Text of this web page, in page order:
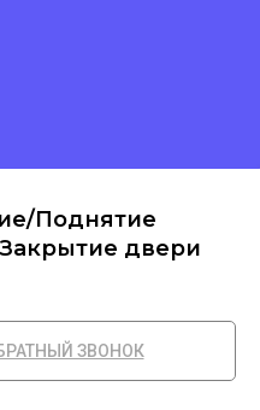
Поднятие
двери
ЗВОНОК